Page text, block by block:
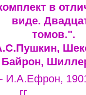
в
виде.
томов.".
И.А.Ефрон,
гг.